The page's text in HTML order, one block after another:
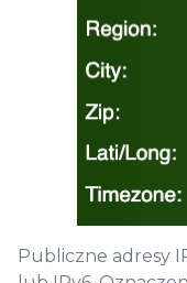
Publiczne adresy